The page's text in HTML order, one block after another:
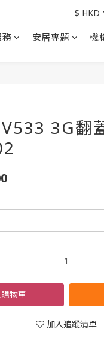
安居專題 機
$ HKD
3G翻
物車
加入追蹤清單